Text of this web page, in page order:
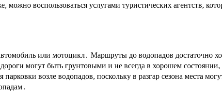
можно воспользоваться услугами туристических агентств,
или мотоцикл․ Маршруты до водопадов достаточно
могут быть грунтовыми и не всегда в хорошем
возле водопадов, поскольку в разгар сезона места